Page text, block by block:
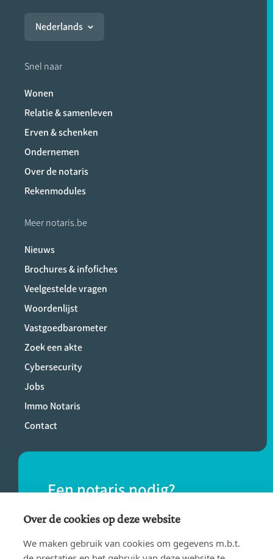
Nederlands
Snel naar
Wonen
Relatie & samenleven
Erven & schenken
Ondernemen
Over de notaris
Rekenmodules
Meer notaris.be
Nieuws
Brochures & infofiches
Veelgestelde vragen
Woordenlijst
Vastgoedbarometer
Zoek een akte
Cybersecurity
Jobs
Immo Notaris
Contact
Een notaris nodig?
Vind eenvoudig een notaris bij jou in de
buurt.
Over de cookies op deze website
We maken gebruik van cookies om gegevens m.b.t.